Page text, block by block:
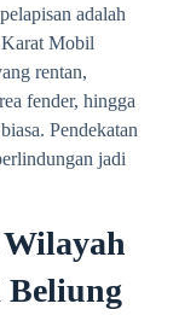
adalah
Mobil
rentan,
fender, hingga
Pendekatan
jadi
Beliung